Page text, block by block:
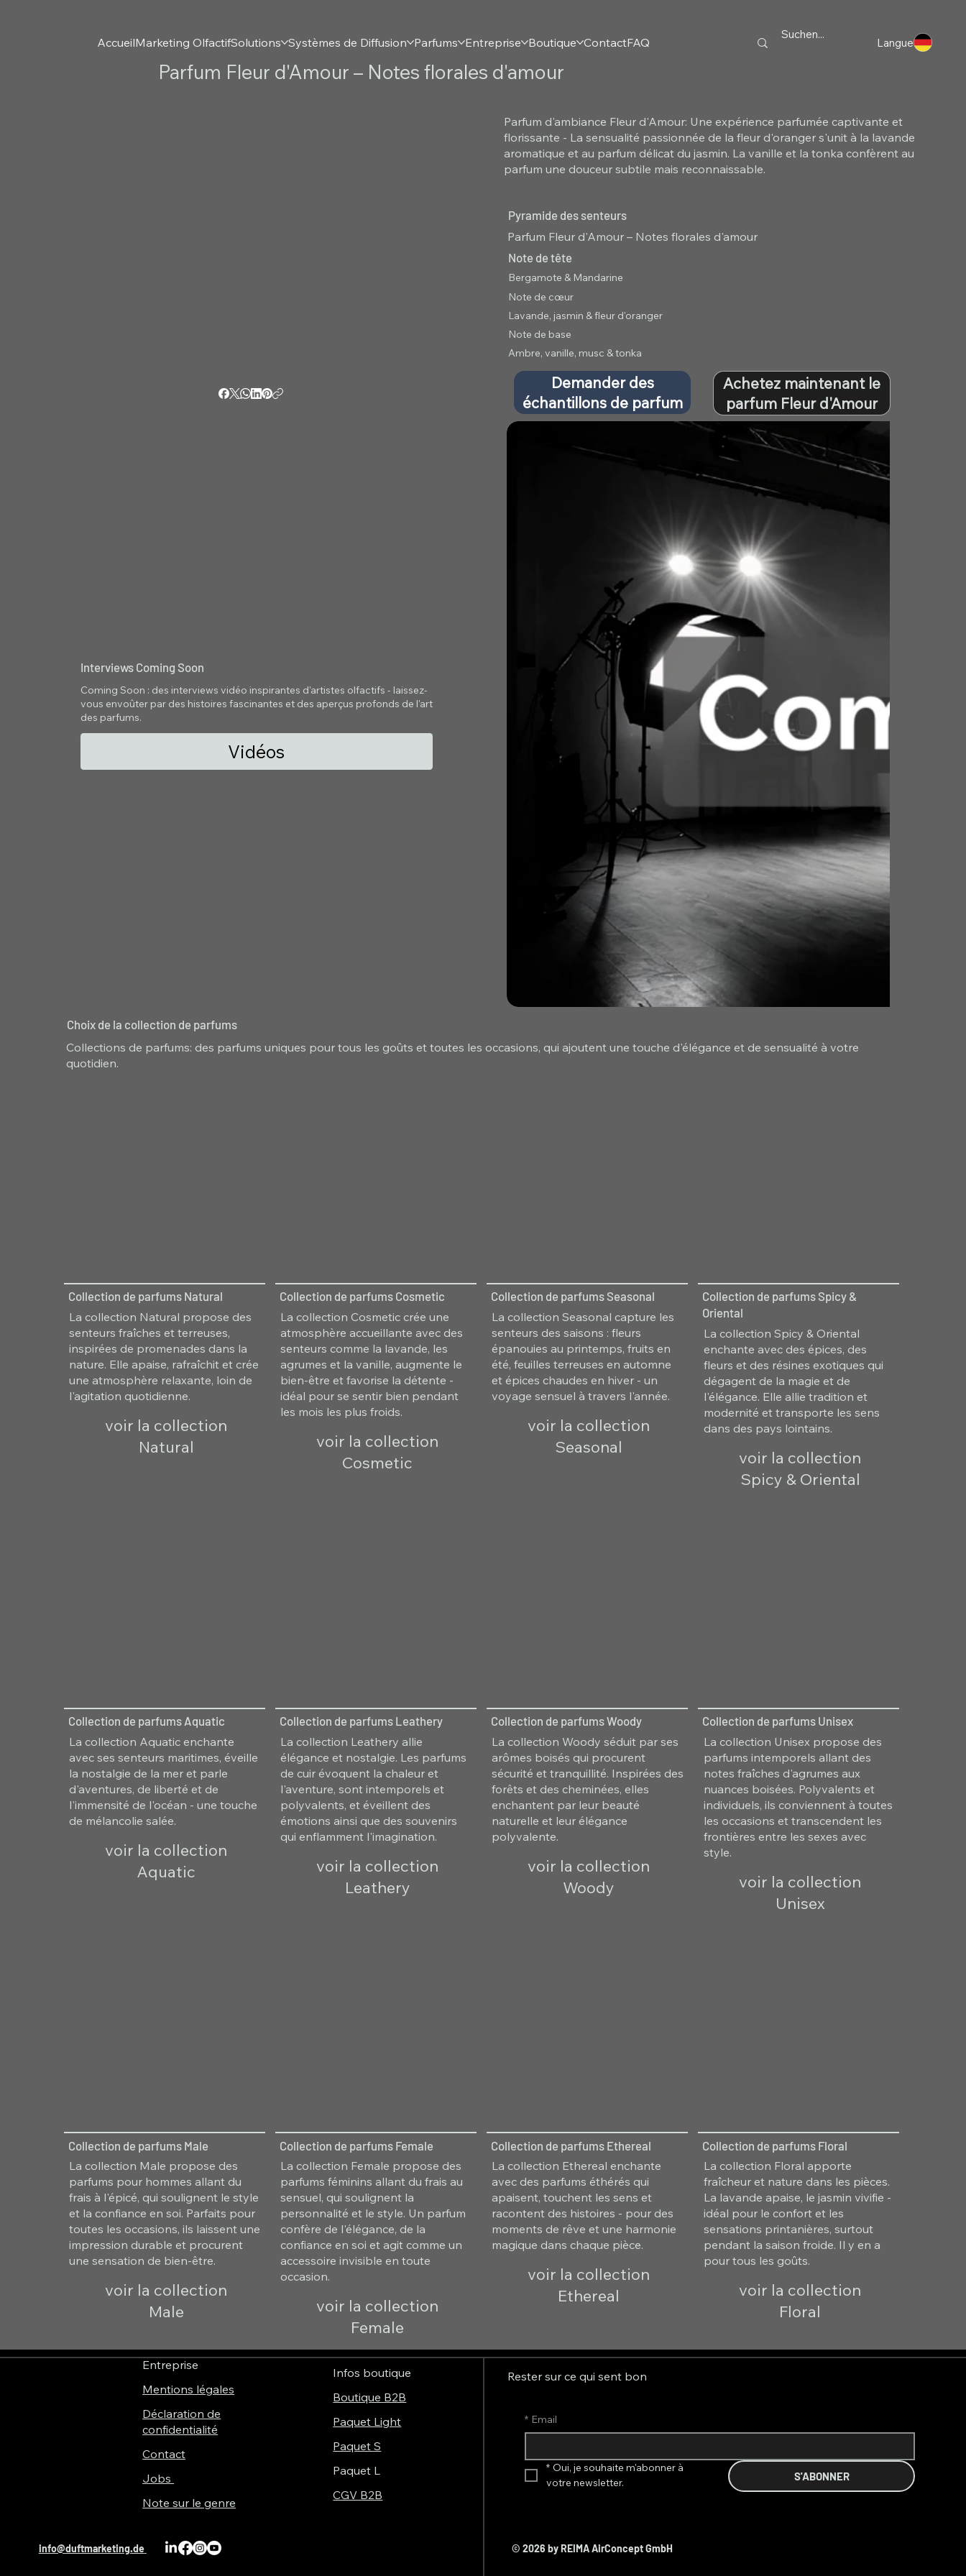
AccueilMarketing OlfactifSolutions Systèmes de Diffusion Parfums Entreprise Boutique ContactFAQ Langue
Parfum Fleur d'Amour – Notes florales d'amour
Parfum d'ambiance Fleur d'Amour: Une expérience parfumée captivante et
florissante - La sensualité passionnée de la fleur d'oranger s'unit à la lavande
aromatique et au parfum délicat du jasmin. La vanille et la tonka confèrent au
parfum une douceur subtile mais reconnaissable.
Pyramide des senteurs
Parfum Fleur d'Amour – Notes florales d'amour
Note de tête
Bergamote & Mandarine
Note de cœur
Lavande, jasmin & fleur d'oranger
Note de base
Ambre, vanille, musc & tonka
Demander des
échantillons de parfum
Achetez maintenant le
parfum Fleur d'Amour
Interviews Coming Soon
Coming Soon : des interviews vidéo inspirantes d'artistes olfactifs - laissez-
vous envoûter par des histoires fascinantes et des aperçus profonds de l'art
des parfums.
Vidéos
Choix de la collection de parfums
Collections de parfums: des parfums uniques pour tous les goûts et toutes les occasions, qui ajoutent une touche d'élégance et de sensualité à votre
quotidien.
Collection de parfums Natural
La collection Natural propose des
senteurs fraîches et terreuses,
inspirées de promenades dans la
nature. Elle apaise, rafraîchit et crée
une atmosphère relaxante, loin de
l'agitation quotidienne.
voir la collection
Natural
Collection de parfums Cosmetic
La collection Cosmetic crée une
atmosphère accueillante avec des
senteurs comme la lavande, les
agrumes et la vanille, augmente le
bien-être et favorise la détente -
idéal pour se sentir bien pendant
les mois les plus froids.
voir la collection
Cosmetic
Collection de parfums Seasonal
La collection Seasonal capture les
senteurs des saisons : fleurs
épanouies au printemps, fruits en
été, feuilles terreuses en automne
et épices chaudes en hiver - un
voyage sensuel à travers l'année.
voir la collection
Seasonal
Collection de parfums Spicy &
Oriental
La collection Spicy & Oriental
enchante avec des épices, des
fleurs et des résines exotiques qui
dégagent de la magie et de
l'élégance. Elle allie tradition et
modernité et transporte les sens
dans des pays lointains.
voir la collection
Spicy & Oriental
Collection de parfums Aquatic
La collection Aquatic enchante
avec ses senteurs maritimes, éveille
la nostalgie de la mer et parle
d'aventures, de liberté et de
l'immensité de l'océan - une touche
de mélancolie salée.
voir la collection
Aquatic
Collection de parfums Leathery
La collection Leathery allie
élégance et nostalgie. Les parfums
de cuir évoquent la chaleur et
l'aventure, sont intemporels et
polyvalents, et éveillent des
émotions ainsi que des souvenirs
qui enflamment l'imagination.
voir la collection
Leathery
Collection de parfums Woody
La collection Woody séduit par ses
arômes boisés qui procurent
sécurité et tranquillité. Inspirées des
forêts et des cheminées, elles
enchantent par leur beauté
naturelle et leur élégance
polyvalente.
voir la collection
Woody
Collection de parfums Unisex
La collection Unisex propose des
parfums intemporels allant des
notes fraîches d'agrumes aux
nuances boisées. Polyvalents et
individuels, ils conviennent à toutes
les occasions et transcendent les
frontières entre les sexes avec
style.
voir la collection
Unisex
Collection de parfums Male
La collection Male propose des
parfums pour hommes allant du
frais à l'épicé, qui soulignent le style
et la confiance en soi. Parfaits pour
toutes les occasions, ils laissent une
impression durable et procurent
une sensation de bien-être.
voir la collection
Male
Collection de parfums Female
La collection Female propose des
parfums féminins allant du frais au
sensuel, qui soulignent la
personnalité et le style. Un parfum
confère de l'élégance, de la
confiance en soi et agit comme un
accessoire invisible en toute
occasion.
voir la collection
Female
Collection de parfums Ethereal
La collection Ethereal enchante
avec des parfums éthérés qui
apaisent, touchent les sens et
racontent des histoires - pour des
moments de rêve et une harmonie
magique dans chaque pièce.
voir la collection
Ethereal
Collection de parfums Floral
La collection Floral apporte
fraîcheur et nature dans les pièces.
La lavande apaise, le jasmin vivifie -
idéal pour le confort et les
sensations printanières, surtout
pendant la saison froide. Il y en a
pour tous les goûts.
voir la collection
Floral
Entreprise
Mentions légales
Déclaration de
confidentialité
Contact
Jobs
Note sur le genre
Infos boutique
Boutique B2B
Paquet Light
Paquet S
Paquet L
CGV B2B
Rester sur ce qui sent bon
* Email
* Oui, je souhaite m'abonner à
votre newsletter.
S'ABONNER
info@duftmarketing.de © 2026 by REIMA AirConcept GmbH